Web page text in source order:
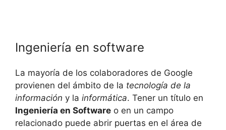
Ingeniería en software
La mayoría de los colaboradores de Google
provienen del ámbito de la tecnología de la
información y la informática. Tener un título en
Ingeniería en Software o en un campo
relacionado puede abrir puertas en el área de